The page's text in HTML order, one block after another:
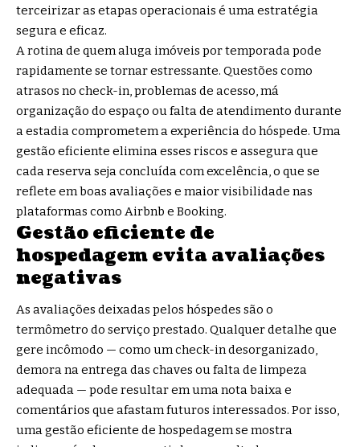
terceirizar as etapas operacionais é uma estratégia
segura e eficaz.
A rotina de quem aluga imóveis por temporada pode
rapidamente se tornar estressante. Questões como
atrasos no check-in, problemas de acesso, má
organização do espaço ou falta de atendimento durante
a estadia comprometem a experiência do hóspede. Uma
gestão eficiente elimina esses riscos e assegura que
cada reserva seja concluída com excelência, o que se
reflete em boas avaliações e maior visibilidade nas
plataformas como Airbnb e Booking.
Gestão eficiente de
hospedagem evita avaliações
negativas
As avaliações deixadas pelos hóspedes são o
termômetro do serviço prestado. Qualquer detalhe que
gere incômodo — como um check-in desorganizado,
demora na entrega das chaves ou falta de limpeza
adequada — pode resultar em uma nota baixa e
comentários que afastam futuros interessados. Por isso,
uma gestão eficiente de hospedagem se mostra